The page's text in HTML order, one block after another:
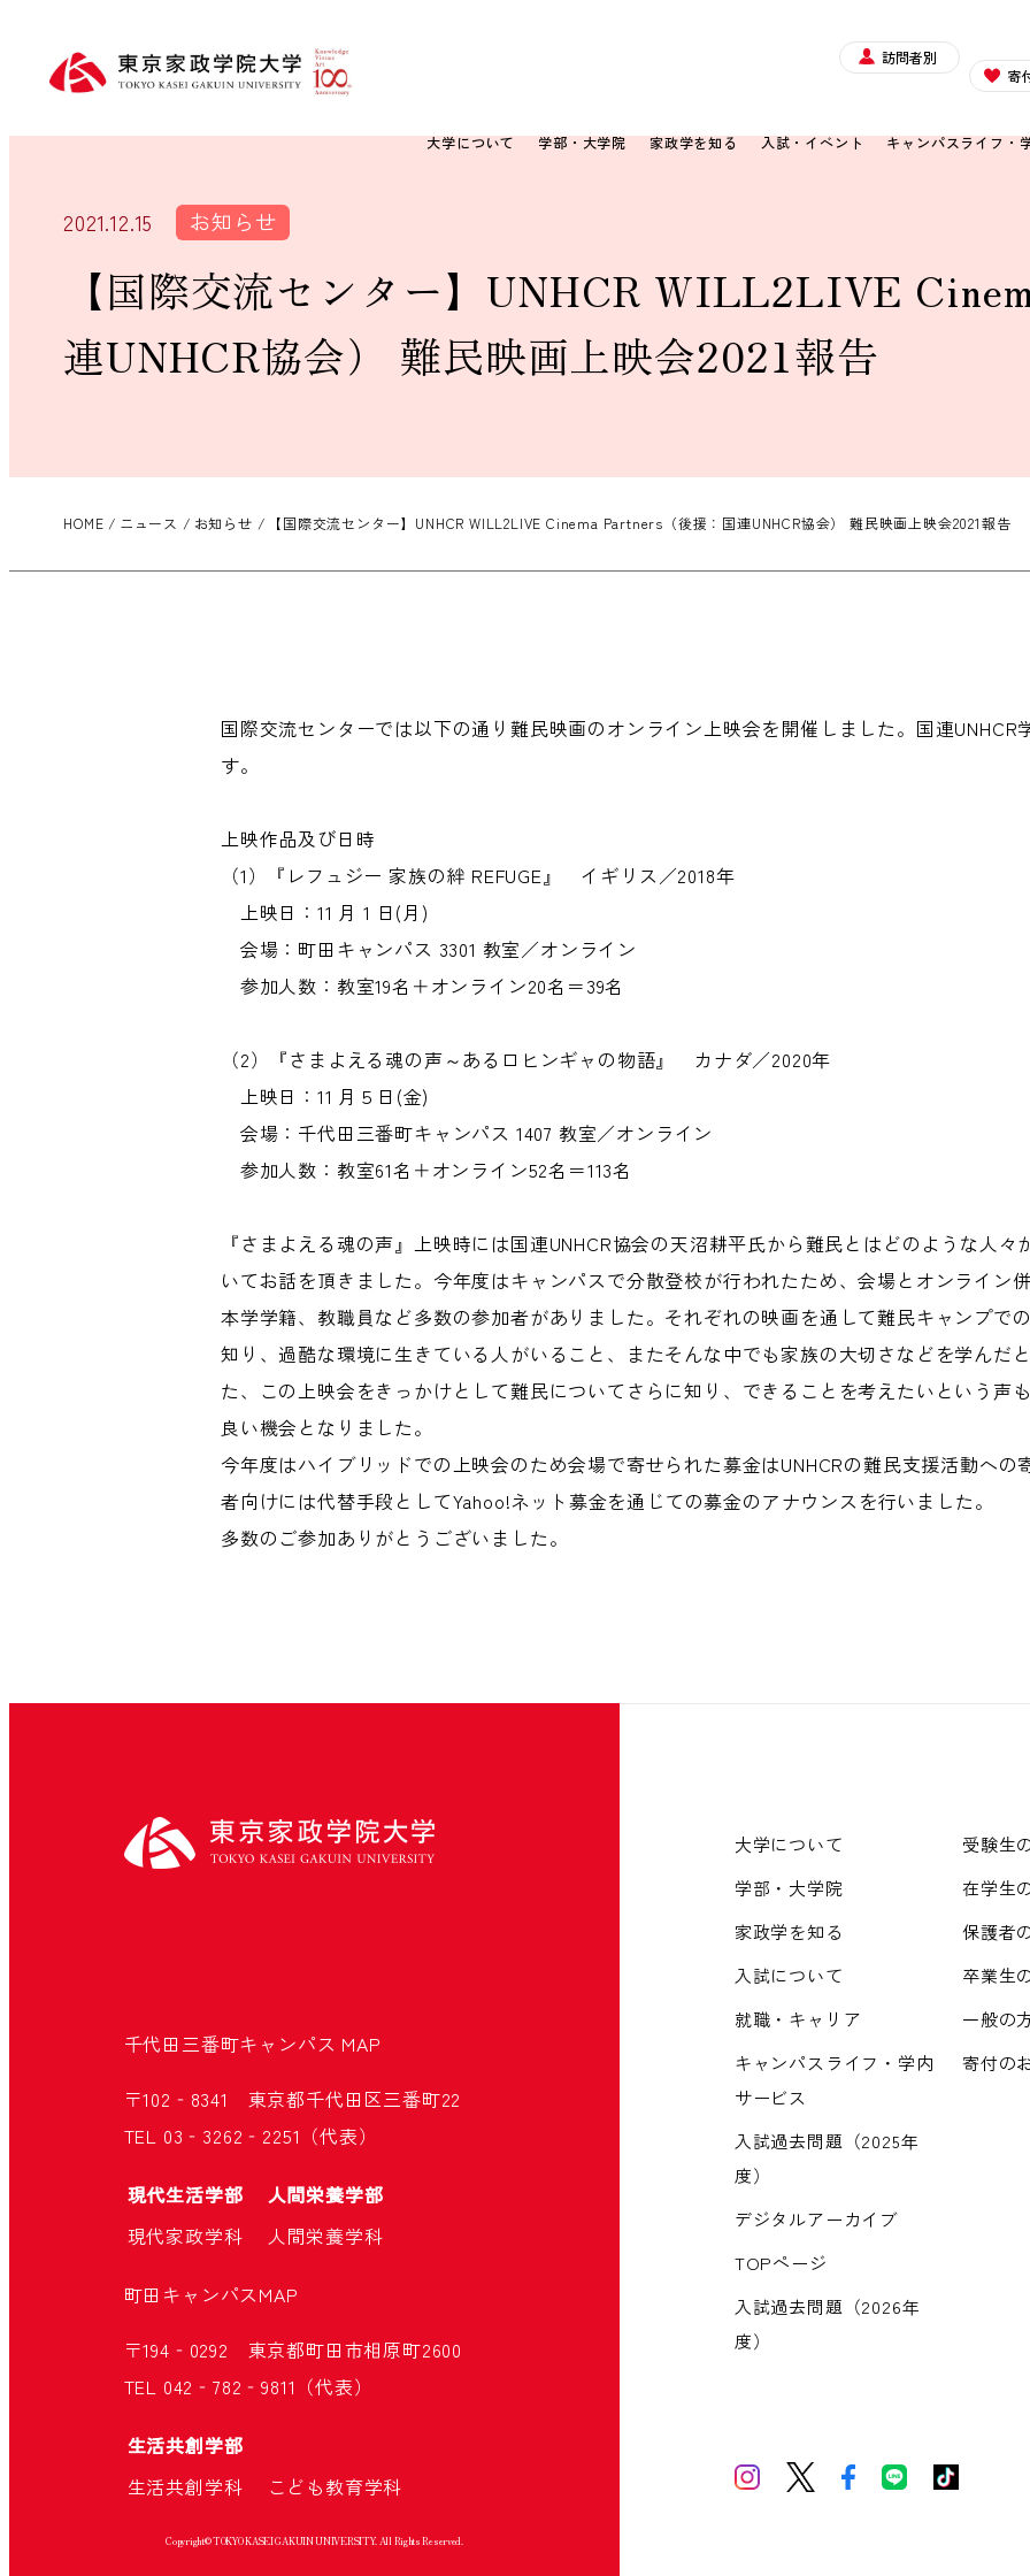
訪問者別
寄
大学について 学部・大学院 家政学を知る 入試・イベント キャンパスライフ・
2021.12.15 お知らせ
【国際交流センター】UNHCR WILL2LIVE
連UNHCR協会） 難民映画上映会2021報告
HOME ニュース お知らせ 【国際交流センター】UNHCR WILL2LIVE Cinema Partners（後援：国連UNHCR協会） 難民映画上映会2021報告
国際交流センターでは以下の通り難民映画のオンライン上映会を開催しました。国連
す。
上映作品及び日時
（1）『レフュジー 家族の絆 REFUGE』 イギリス／2018年
上映日：11 月 1 日(月)
会場：町田キャンパス 3301 教室／オンライン
参加人数：教室19名＋オンライン20名＝39名
（2）『さまよえる魂の声～あるロヒンギャの物語』 カナダ／2020年
上映日：11 月５日(金)
会場：千代田三番町キャンパス 1407 教室／オンライン
参加人数：教室61名＋オンライン52名＝113名
『さまよえる魂の声』上映時には国連UNHCR協会の天沼耕平氏から難民とはどのような人
いてお話を頂きました。今年度はキャンパスで分散登校が行われたため、会場とオンライン
本学学籍、教職員など多数の参加者がありました。それぞれの映画を通して難民キャンプで
知り、過酷な環境に生きている人がいること、またそんな中でも家族の大切さなどを学んだ
た、この上映会をきっかけとして難民についてさらに知り、できることを考えたいという声
良い機会となりました。
今年度はハイブリッドでの上映会のため会場で寄せられた募金はUNHCRの難民支援活動へ
者向けには代替手段としてYahoo!ネット募金を通じての募金のアナウンスを行いました。
多数のご参加ありがとうございました。
千代田三番町キャンパス MAP
〒102‐8341 東京都千代田区三番町22
TEL 03‐3262‐2251（代表）
現代生活学部
人間栄養学部
現代家政学科
人間栄養学科
町田キャンパスMAP
〒194‐0292 東京都町田市相原町2600
TEL 042‐782‐9811（代表）
生活共創学部
生活共創学科
こども教育学科
Copyright© TOKYO KASEI GAKUIN UNIVERSITY. All Rights Reserved.
大学について
学部・大学院
家政学を知る
入試について
就職・キャリア
キャンパスライフ・学内
サービス
入試過去問題（2025年
度）
デジタルアーカイブ
TOPページ
入試過去問題（2026年
度）
受験生
在学生
保護者
卒業生
一般の
寄付の